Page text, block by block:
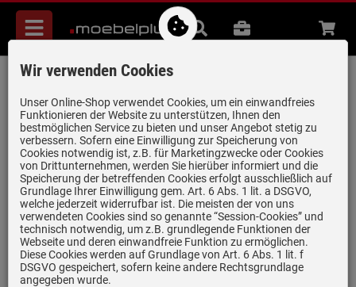
Menü
Suche
B2B Beratung
Blanco Axia III XL 6 S Weiß - 523 504
Granitspüle
Artikel-Nummer:19958903 | Herstellernummer: 523504 |
EAN:4020684683364
Wir verwenden Cookies
Unser Online-Shop verwendet Cookies, um ein einwandfreies
Funktionieren der Website zu unterstützen, Ihnen den
bestmöglichen Service zu bieten und unser Angebot stetig zu
verbessern. Sofern eine Einwilligung zur Speicherung von
Cookies notwendig ist, z.B. für Marketingzwecke oder Cookies
von Drittunternehmen, werden Sie hierüber informiert und die
Speicherung der betreffenden Cookies erfolgt ausschließlich auf
Grundlage Ihrer Einwilligung gem. Art. 6 Abs. 1 lit. a DSGVO,
welche jederzeit widerrufbar ist. Die meisten der von uns
verwendeten Cookies sind so genannte “Session-Cookies” und
technisch notwendig, um z.B. grundlegende Funktionen der
Webseite und deren einwandfreie Funktion zu ermöglichen.
Diese Cookies werden auf Grundlage von Art. 6 Abs. 1 lit. f
DSGVO gespeichert, sofern keine andere Rechtsgrundlage
angegeben wurde.